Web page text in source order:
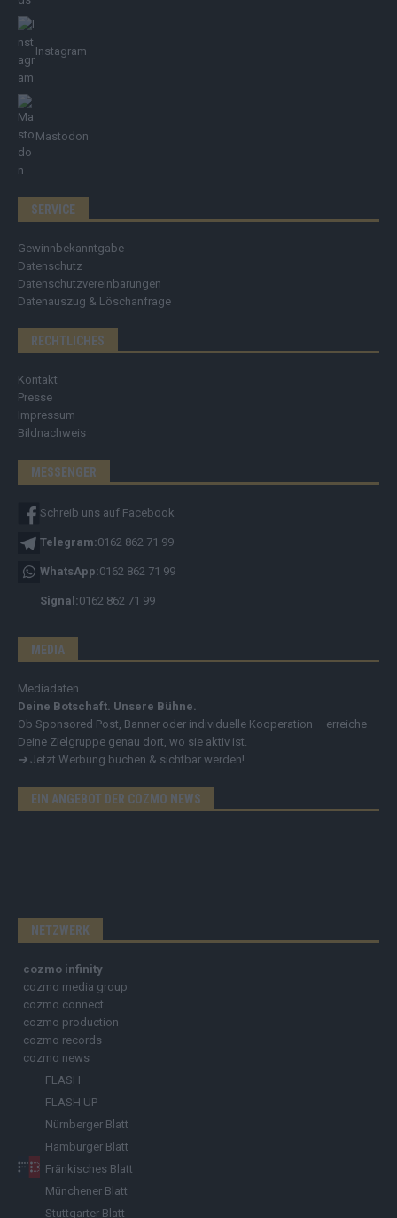
Instagram
Mastodon
SERVICE
Gewinnbekanntgabe
Datenschutz
Datenschutzvereinbarungen
Datenauszug & Löschanfrage
RECHTLICHES
Kontakt
Presse
Impressum
Bildnachweis
MESSENGER
Schreib uns auf Facebook
Telegram:0162 862 71 99
WhatsApp:0162 862 71 99
Signal:0162 862 71 99
MEDIA
Mediadaten
Deine Botschaft. Unsere Bühne.
Ob Sponsored Post, Banner oder individuelle Kooperation – erreiche
Deine Zielgruppe genau dort, wo sie aktiv ist.
➔ Jetzt Werbung buchen & sichtbar werden!
EIN ANGEBOT DER COZMO NEWS
NETZWERK
cozmo infinity
cozmo media group
cozmo connect
cozmo production
cozmo records
cozmo news
FLASH
FLASH UP
Nürnberger Blatt
Hamburger Blatt
Fränkisches Blatt
Münchener Blatt
Stuttgarter Blatt